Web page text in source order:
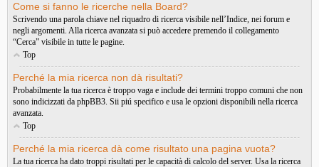
Come si fanno le ricerche nella Board?
Scrivendo una parola chiave nel riquadro di ricerca visibile nell’Indice, nei forum e
negli argomenti. Alla ricerca avanzata si può accedere premendo il collegamento
“Cerca” visibile in tutte le pagine.
Top
Perché la mia ricerca non dà risultati?
Probabilmente la tua ricerca è troppo vaga e include dei termini troppo comuni che non
sono indicizzati da phpBB3. Sii piú specifico e usa le opzioni disponibili nella ricerca
avanzata.
Top
Perché la mia ricerca dà come risultato una pagina vuota?
La tua ricerca ha dato troppi risultati per le capacità di calcolo del server. Usa la ricerca